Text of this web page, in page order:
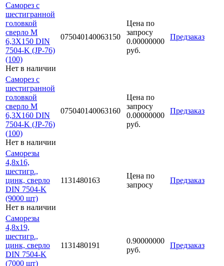
Саморез с
шестигранной
головкой
сверло М
6,3Х150 DIN
7504-K (JP-76)
(100)
Нет в наличии
075040140063150
Цена по
запросу
0.00000000
руб.
Предзаказ
Саморез с
шестигранной
головкой
сверло М
6,3Х160 DIN
7504-K (JP-76)
(100)
Нет в наличии
075040140063160
Цена по
запросу
0.00000000
руб.
Предзаказ
Саморезы
4,8х16,
шестигр.,
цинк, сверло
DIN 7504-K
(9000 шт)
Нет в наличии
1131480163
Цена по
запросу
Предзаказ
Саморезы
4,8х19,
шестигр.,
цинк, сверло
DIN 7504-K
(7000 шт)
1131480191
0.90000000
руб.
Предзаказ